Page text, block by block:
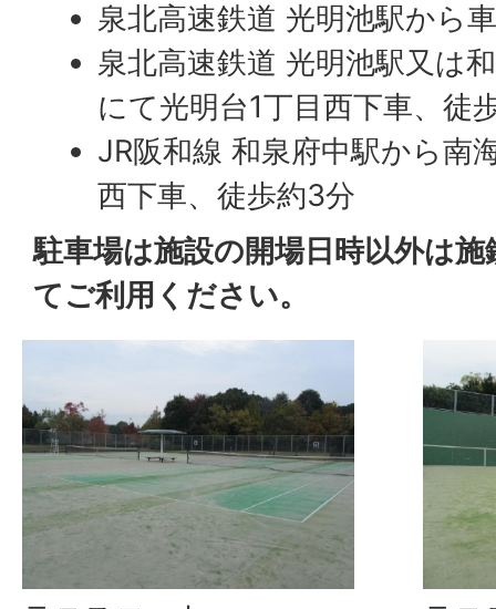
泉北高速鉄道 光明池駅から
泉北高速鉄道 光明池駅又は
にて光明台1丁目西下車、徒
JR阪和線 和泉府中駅から南
西下車、徒歩約3分
駐車場は施設の開場日時以外は
てご利用ください。